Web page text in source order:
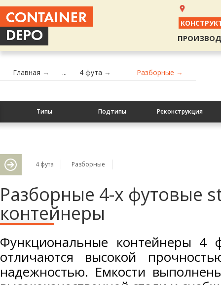
Главная → ... 4 фута → Разборные →
Типы Подтипы Реконструкция
4 фута Разборные
Разборные 4-х футовые
контейнеры
Функциональные контейнеры 4
отличаются высокой
надежностью. Емкости